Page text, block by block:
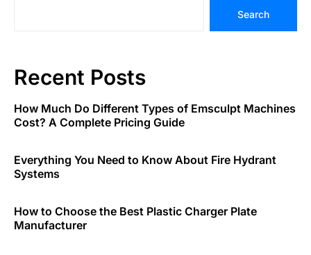
Search
Recent Posts
How Much Do Different Types of Emsculpt Machines
Cost? A Complete Pricing Guide
Everything You Need to Know About Fire Hydrant
Systems
How to Choose the Best Plastic Charger Plate
Manufacturer